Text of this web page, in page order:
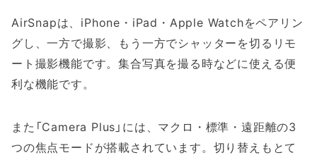
AirSnapは、iPhone・iPad・Apple Watchをペアリン
グし、一方で撮影、もう一方でシャッターを切るリモ
ート撮影機能です。集合写真を撮る時などに使える便
利な機能です。
また「Camera Plus」には、マクロ・標準・遠距離の3
つの焦点モードが搭載されています。切り替えもとて